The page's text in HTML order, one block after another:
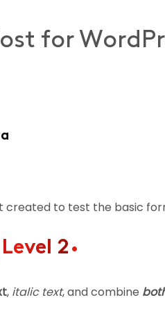
for
created to test the basic
2
, italic text, and combine